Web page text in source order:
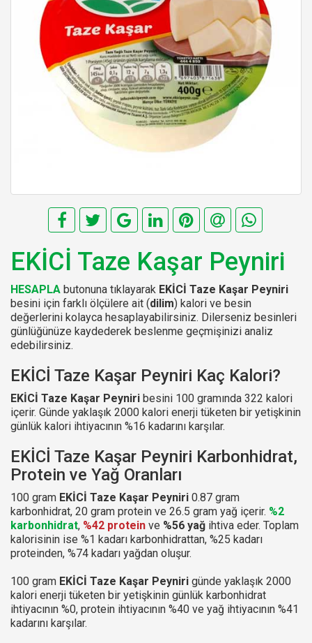
EKİCİ Taze Kaşar Peyniri
HESAPLA butonuna tıklayarak EKİCİ Taze Kaşar Peyniri
besini için farklı ölçülere ait (dilim) kalori ve besin
değerlerini kolayca hesaplayabilirsiniz. Dilerseniz besinleri
günlüğünüze kaydederek beslenme geçmişinizi analiz
edebilirsiniz.
EKİCİ Taze Kaşar Peyniri Kaç Kalori?
EKİCİ Taze Kaşar Peyniri besini 100 gramında 322 kalori
içerir. Günde yaklaşık 2000 kalori enerji tüketen bir yetişkinin
günlük kalori ihtiyacının %16 kadarını karşılar.
EKİCİ Taze Kaşar Peyniri Karbonhidrat,
Protein ve Yağ Oranları
100 gram EKİCİ Taze Kaşar Peyniri 0.87 gram
karbonhidrat, 20 gram protein ve 26.5 gram yağ içerir. %2
karbonhidrat, %42 protein ve %56 yağ ihtiva eder. Toplam
kalorisinin ise %1 kadarı karbonhidrattan, %25 kadarı
proteinden, %74 kadarı yağdan oluşur.
100 gram EKİCİ Taze Kaşar Peyniri günde yaklaşık 2000
kalori enerji tüketen bir yetişkinin günlük karbonhidrat
ihtiyacının %0, protein ihtiyacının %40 ve yağ ihtiyacının %41
kadarını karşılar.